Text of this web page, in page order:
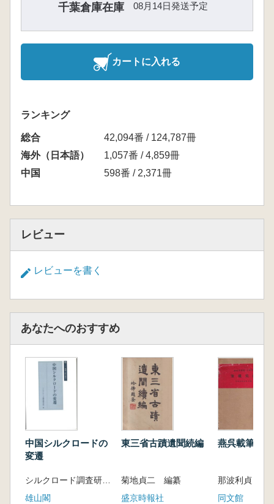
千葉倉庫在庫 08月14日発送予定
カートに入れる
ランキング
総合
42,094番 / 124,787冊
海外（日本語）
1,057番 / 4,859冊
中国
598番 / 2,371冊
レビュー
レビューを書く
あなたへのおすすめ
中国シルクロードの
変遷
シルクロード調査研究所 編
雄山閣
東三省古蹟遺聞続編
菊地貞二 編纂
盛京時報社
燕呉載筆
那波利貞 著
同文館